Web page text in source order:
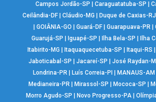
Campos Jordão-SP
Caraguatatuba-SP
Ceilândia-DF| Cláudio-MG Duque de Caxias-RJ
GOIÂNIA-GO Guará-DF| Guarapuava-PR|
Guarujá-SP
Iguapé-SP Ilha Bela-SP Ilha
Itabirito-MG
Itaquaquecetuba-SP Itaqui-RS
Jaboticabal-SP
Jacareí-SP José Raydan-
Londrina-PR| Luís Correia-PI MANAUS-AM
Medianeira-PR
Mirassol-SP Mococa-SP
Morro Agudo-SP
Novo Progresso-PA |